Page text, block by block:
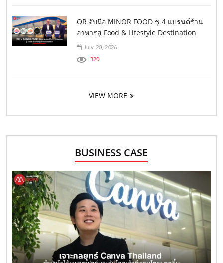
OR จับมือ MINOR FOOD ชู 4 แบรนด์ร้าน
อาหารสู่ Food & Lifestyle Destination
July 20, 2026
320
VIEW MORE
BUSINESS CASE